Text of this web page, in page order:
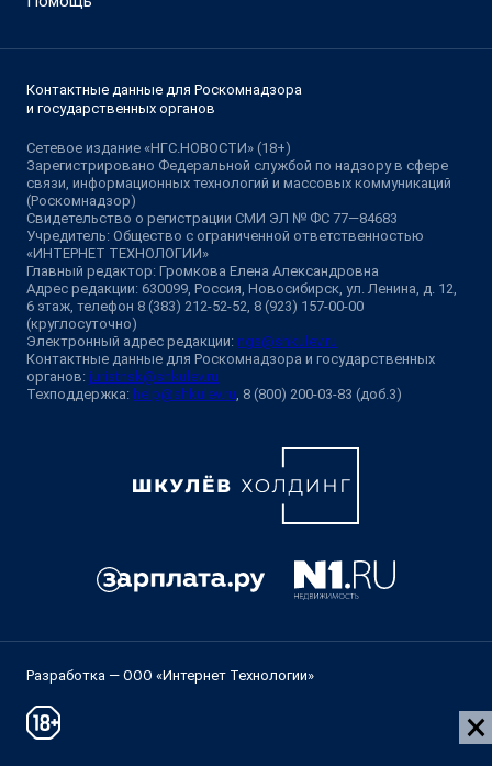
Контактные данные для Роскомнадзора
и государственных органов
Сетевое издание «НГС.НОВОСТИ» (18+)
Зарегистрировано Федеральной службой по надзору в сфере
связи, информационных технологий и массовых коммуникаций
(Роскомнадзор)
Свидетельство о регистрации СМИ ЭЛ № ФС 77—84683
Учредитель: Общество с ограниченной ответственностью
«ИНТЕРНЕТ ТЕХНОЛОГИИ»
Главный редактор: Громкова Елена Александровна
Адрес редакции: 630099, Россия, Новосибирск, ул. Ленина, д. 12,
6 этаж, телефон 8 (383) 212-52-52, 8 (923) 157-00-00
(круглосуточно)
Электронный адрес редакции: ngs@shkulev.ru
Контактные данные для Роскомнадзора и государственных
органов: juristnsk@shkulev.ru
Техподдержка: help@shkulev.ru , 8 (800) 200-03-83 (доб.3)
Разработка — ООО «Интернет Технологии»